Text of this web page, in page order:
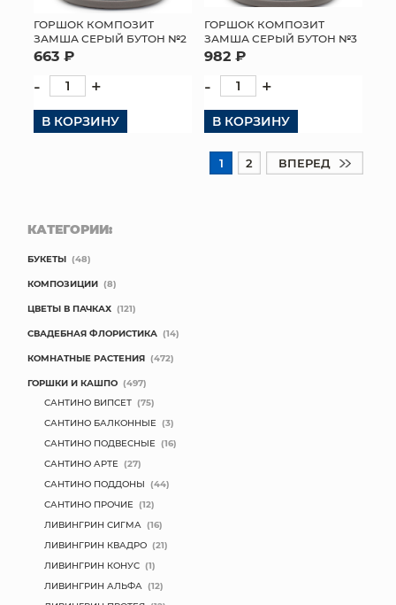
ГОРШОК КОМПОЗИТ
ЗАМША СЕРЫЙ БУТОН №2
663 ₽
- +
В КОРЗИНУ
ГОРШОК КОМПОЗИТ
ЗАМША СЕРЫЙ БУТОН №3
982 ₽
- +
В КОРЗИНУ
1 2 ВПЕРЕД
КАТЕГОРИИ:
БУКЕТЫ (48)
КОМПОЗИЦИИ (8)
ЦВЕТЫ В ПАЧКАХ (121)
СВАДЕБНАЯ ФЛОРИСТИКА (14)
КОМНАТНЫЕ РАСТЕНИЯ (472)
ГОРШКИ И КАШПО (497)
САНТИНО ВИПСЕТ (75)
САНТИНО БАЛКОННЫЕ (3)
САНТИНО ПОДВЕСНЫЕ (16)
САНТИНО АРТЕ (27)
САНТИНО ПОДДОНЫ (44)
САНТИНО ПРОЧИЕ (12)
ЛИВИНГРИН СИГМА (16)
ЛИВИНГРИН КВАДРО (21)
ЛИВИНГРИН КОНУС (1)
ЛИВИНГРИН АЛЬФА (12)